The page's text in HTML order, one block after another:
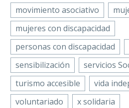
movimiento asociativo
mujeres con discapacidad
personas con discapacidad
sensibilización
servicios
turismo accesible
vida
voluntariado
x solidaria